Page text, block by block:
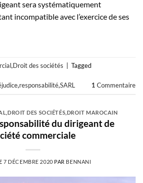
sera systématiquement
incompatible avec l’exercice de ses
,Droit des sociétés
Tagged
,responsabilité,SARL 1 Commentaire
,DROIT DES SOCIÉTÉS DROIT MAROCAIN
du dirigeant de
commerciale
7 DÉCEMBRE 2020 PAR BENNANI